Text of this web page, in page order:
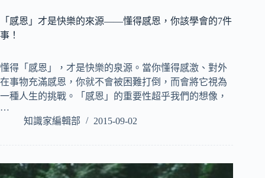
「感恩」才是快樂的來源——懂得感恩，你該學會的7件
事！
懂得「感恩」，才是快樂的泉源。當你懂得感激、對外
在事物充滿感恩，你就不會被困難打倒，而會將它視為
一種人生的挑戰。「感恩」的重要性超乎我們的想像，
…
知識家編輯部
2015-09-02